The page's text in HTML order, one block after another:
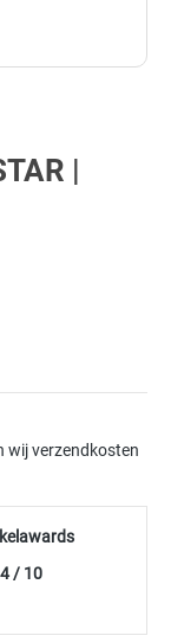
|
wij verzendkosten
/ 10